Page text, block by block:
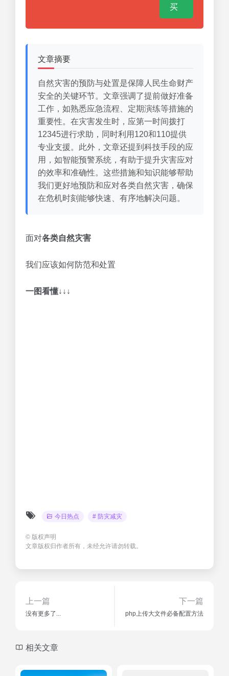
买
文章摘要
自然灾害的预防与处置是保障人民生命财产
安全的关键环节。文章强调了提前做好准备
工作，如熟悉应急流程、定期演练等措施的
重要性。在灾害发生时，应第一时间拨打
12345进行求助，同时利用120和110提供
专业支援。此外，文章还提到科技手段的应
用，如智能预警系统，有助于提升灾害应对
的效率和准确性。这些措施和知识能够帮助
我们更好地预防和应对各类自然灾害，确保
在危机时刻能够快速、有序地解决问题。
面对各类自然灾害
我们应该如何防范和处置
一图看懂↓↓↓